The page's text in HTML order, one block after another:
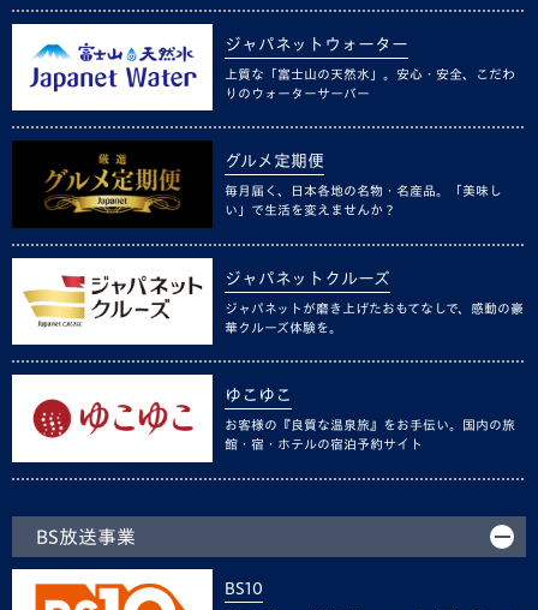
ジャパネットウォーター
上質な「富士山の天然水」。安心・安全、こだわ
りのウォーターサーバー
グルメ定期便
毎月届く、日本各地の名物・名産品。「美味し
い」で生活を変えませんか？
ジャパネットクルーズ
ジャパネットが磨き上げたおもてなしで、感動の豪
華クルーズ体験を。
ゆこゆこ
お客様の『良質な温泉旅』をお手伝い。国内の旅
館・宿・ホテルの宿泊予約サイト
BS放送事業
BS10